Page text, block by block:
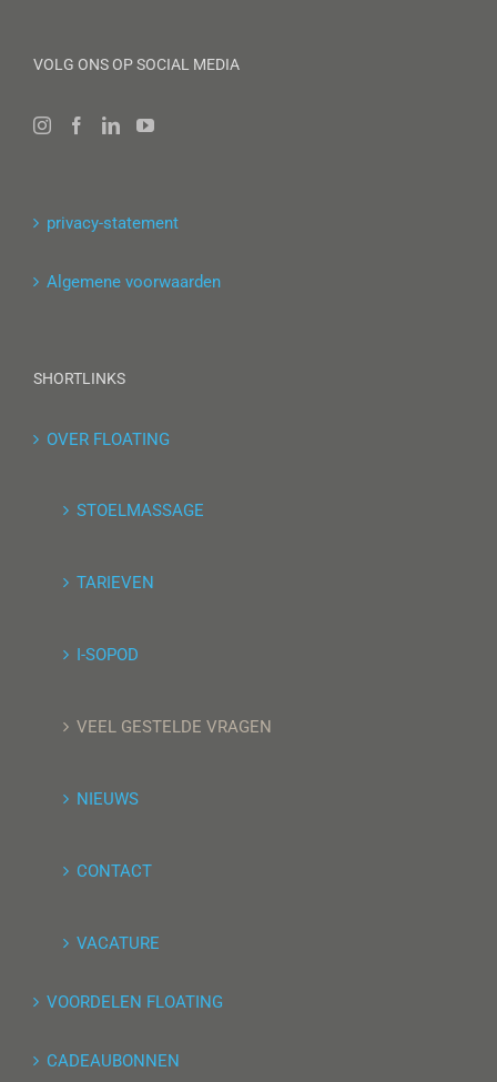
VOLG ONS OP SOCIAL MEDIA
privacy-statement
Algemene voorwaarden
SHORTLINKS
OVER FLOATING
STOELMASSAGE
TARIEVEN
I-SOPOD
VEEL GESTELDE VRAGEN
NIEUWS
CONTACT
VACATURE
VOORDELEN FLOATING
CADEAUBONNEN